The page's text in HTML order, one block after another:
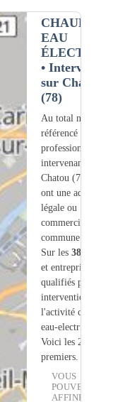
CHAUFFE-
EAU
•
sur Chatou
(78)
Au total nous
référencé
professionnels
intervenant sur
Chatou (78) dont
ont une adresse
légale ou
commerciale
commune.
Sur les 383
et entreprises
qualifiés pour une
intervention sur
l'activité chauffe-
eau-electrique.
Voici les 20
premiers.
VOUS
POUVEZ
AFFINER